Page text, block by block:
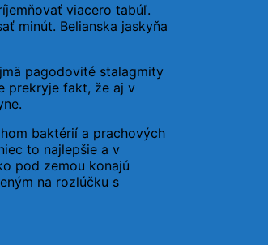
viacero tabúľ.
minút. Belianska jaskyňa
pagodovité stalagmity
prekryje fakt, že aj v
baktérií a prachových
to najlepšie a v
pod zemou konajú
na rozlúčku s